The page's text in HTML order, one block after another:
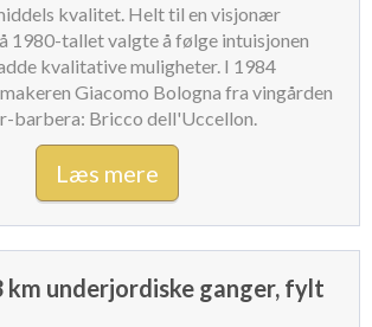
kvalitet. Helt til en visjonær
1980-tallet valgte å følge intuisjonen
kvalitative muligheter. I 1984
Giacomo Bologna fra vingården
barbera: Bricco dell'Uccellon.
Læs mere
km underjordiske ganger, fylt